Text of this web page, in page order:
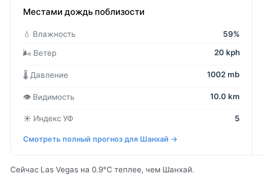
Местами дождь поблизости
💧 Влажность
59%
🌬️ Ветер
20 kph
🌡️ Давление 1002 mb
👁️ Видимость 10.0 km
☀️ Индекс УФ 5
Смотреть полный прогноз для Шанхай →
Сейчас Las Vegas на 0.9°C теплее, чем Шанхай.